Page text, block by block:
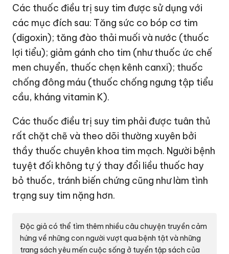
Các thuốc điều trị suy tim được sử dụng với
các mục đích sau: Tăng sức co bóp cơ tim
(digoxin); tăng đào thải muối và nước (thuốc
lợi tiểu); giảm gánh cho tim (như thuốc ức chế
men chuyển, thuốc chẹn kênh canxi); thuốc
chống đông máu (thuốc chống ngưng tập tiểu
cầu, kháng vitamin K).
Các thuốc điều trị suy tim phải được tuân thủ
rất chặt chẽ và theo dõi thường xuyên bởi
thầy thuốc chuyên khoa tim mạch. Người bệnh
tuyệt đối không tự ý thay đổi liều thuốc hay
bỏ thuốc, tránh biến chứng cũng như làm tình
trạng suy tim nặng hơn.
Độc giả có thể tìm thêm nhiều câu chuyện truyền cảm
hứng về những con người vượt qua bệnh tật và những
trang sách yêu mến cuộc sống ở tuyển tập sách của